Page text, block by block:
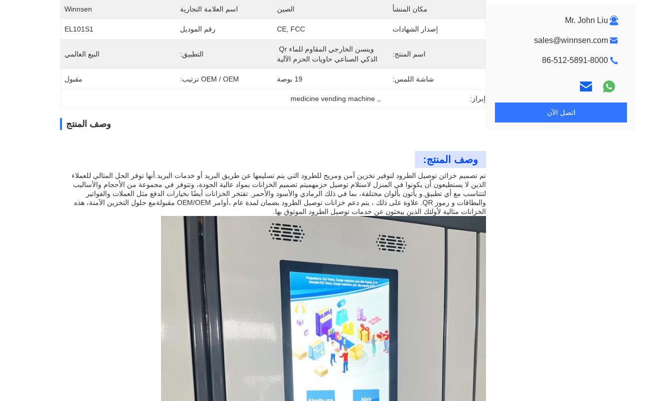
Mr. John Liu
sales@winnsen.com
86-512-5891-8000
اتصل الآن
مكان المنشأ الصين اسم العلامة التجارية Winnsen
إصدار الشهادات CE, FCC رقم الموديل EL101S1
اسم المنتج:
الذكي الصناعي حاويات الحزم الآلية
التطبيق: البيع العالمي
شاشة اللمس: 19 بوصة OEM / OEM ترتيب: مقبول
إبراز: ,
medicine vending machine
وصف المنتج
وصف المنتج:
تم تصميم خزائن توصيل الطرود لتوفير تخزين آمن ومريح للطرود التي يتم تسليمها عن طريق البريد أو خدمات البريد.أنها توفر الحل المثالي للعملاء
الذين لا يستطيعون أن يكونوا في المنزل لاستلام توصيل حزمهميتم تصميم الخزانات بمواد عالية الجودة، وتتوفر في مجموعة من الأحجام والأساليب
لتتناسب مع أي تطبيق.و يأتون بألوان مختلفة، بما في ذلك الرمادي والأسود والأحمر. تفتخر الخزانات أيضًا بخيارات الدفع مثل العملات والفواتير
والبطاقات و رموز QR. علاوة على ذلك ، يتم دعم خزانات توصيل الطرود بضمان لمدة عام ،أوامر OEM/OEM مقبولةمع حلول التخزين الآمنة، هذه
الخزانات مثالية لأولئك الذين يبحثون عن خدمات توصيل الطرود الموثوق بها.